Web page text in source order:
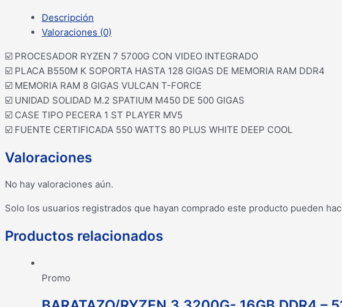
Descripción
Valoraciones (0)
☑️ PROCESADOR RYZEN 7 5700G CON VIDEO INTEGRADO
☑️ PLACA B550M K SOPORTA HASTA 128 GIGAS DE MEMORIA RAM DDR4
☑️ MEMORIA RAM 8 GIGAS VULCAN T-FORCE
☑️ UNIDAD SOLIDAD M.2 SPATIUM M450 DE 500 GIGAS
☑️ CASE TIPO PECERA 1 ST PLAYER MV5
☑️ FUENTE CERTIFICADA 550 WATTS 80 PLUS WHITE DEEP COOL
Valoraciones
No hay valoraciones aún.
Solo los usuarios registrados que hayan comprado este producto pueden
Productos relacionados
Promo